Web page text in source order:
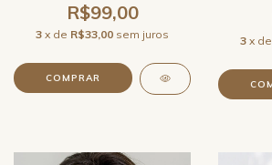
R$99,00
3 x de R$33,00 sem juros 3 x de